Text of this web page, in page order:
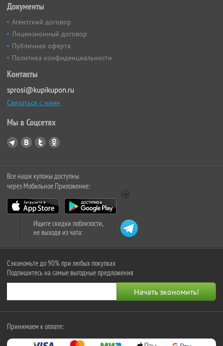
Документы
Агентский договор
Лицензионный договор
Публичная оферта
Политика конфиденциальности
Контакты
sprosi@kupikupon.ru
Связаться с нами
Мы в Соцсетях
Все наши купоны доступны
через Мобильное Приложение:
Ищите скидки поблизости,
не выходя из чата:
Сэкономьте до 90% при любых покупках
Подпишитесь на самые выгодные предложения
Принимаем к оплате: